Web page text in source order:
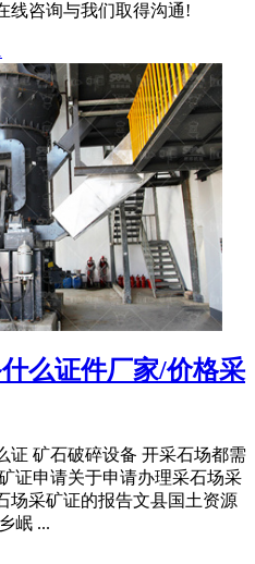
线咨询与我们取得沟通!
么证件厂家/价格采
证 矿石破碎设备 开采石场都需
证申请关于申请办理采石场采
场采矿证的报告文县国土资源
岷 ...